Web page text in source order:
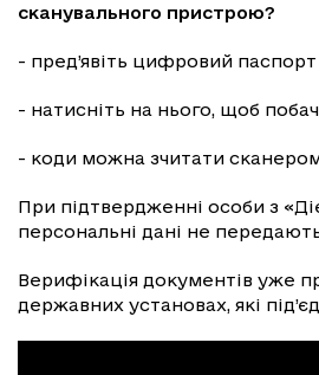
сканувального пристрою?
- пред’явіть цифровий
- натисніть на нього, щоб
- коди можна зчитати
При підтвердженні особи з
персональні дані не
Верифікація документів уже
державних установах, які